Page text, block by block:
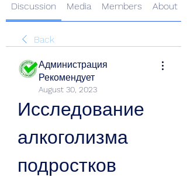
Discussion Media Members About
Back
Администрация
Рекомендует
August 30, 2023
Исследование
алкоголизма
подростков